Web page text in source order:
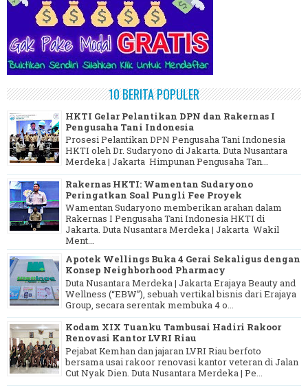
10 BERITA POPULER
HKTI Gelar Pelantikan DPN dan Rakernas I
Pengusaha Tani Indonesia
Prosesi Pelantikan DPN Pengusaha Tani Indonesia
HKTI oleh Dr. Sudaryono di Jakarta. Duta Nusantara
Merdeka | Jakarta Himpunan Pengusaha Tan...
Rakernas HKTI: Wamentan Sudaryono
Peringatkan Soal Pungli Fee Proyek
Wamentan Sudaryono memberikan arahan dalam
Rakernas I Pengusaha Tani Indonesia HKTI di
Jakarta. Duta Nusantara Merdeka | Jakarta Wakil
Ment...
Apotek Wellings Buka 4 Gerai Sekaligus dengan
Konsep Neighborhood Pharmacy
Duta Nusantara Merdeka | Jakarta Erajaya Beauty and
Wellness (“EBW”), sebuah vertikal bisnis dari Erajaya
Group, secara serentak membuka 4 o...
Kodam XIX Tuanku Tambusai Hadiri Rakoor
Renovasi Kantor LVRI Riau
Pejabat Kemhan dan jajaran LVRI Riau berfoto
bersama usai rakoor renovasi kantor veteran di Jalan
Cut Nyak Dien. Duta Nusantara Merdeka | Pe...